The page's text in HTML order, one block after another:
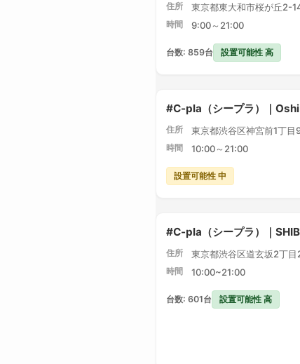
住所 東京都東大和市桜が丘2-
時間 9:00～21:00
台数: 859台 設置可能性 高
#C-pla（シープラ）｜
住所 東京都渋谷区神宮前1丁
時間 10:00～21:00
設置可能性 中
#C-pla（シープラ）｜
住所 東京都渋谷区道玄坂2丁
時間 10:00~21:00
台数: 601台 設置可能性 高